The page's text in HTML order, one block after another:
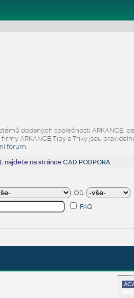
dodaných společností ARKANCE,
ARKANCE.Tipy a Triky jsou
fórum.
najdete na stránceCAD PODPORA
OS:
FAQ